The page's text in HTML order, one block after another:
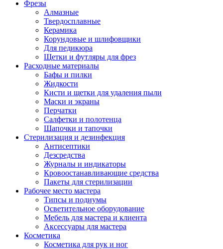
Фрезы
Алмазные
Твердосплавные
Керамика
Корундовые и шлифовщики
Для педикюра
Щетки и футляры для фрез
Расходные материалы
Бафы и пилки
Жидкости
Кисти и щетки для удаления пыли
Маски и экраны
Перчатки
Салфетки и полотенца
Шапочки и тапочки
Стерилизация и дезинфекция
Антисептики
Дезсредства
Журналы и индикаторы
Кровоостанавливающие средства
Пакеты для стерилизации
Рабочее место мастера
Типсы и подиумы
Осветительное оборудование
Мебель для мастера и клиента
Аксессуары для мастера
Косметика
Косметика для рук и ног